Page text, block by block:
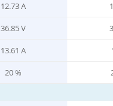
12.73 A
36.85 V
13.61 A
20 %